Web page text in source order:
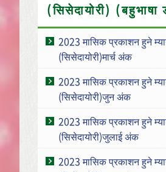
(सिसेदायोरी)
2023 मासिक प्रकाशन हुने
(सिसेदायोरी)मार्च अंक
2023 मासिक प्रकाशन हुने
(सिसेदायोरी)जुन अंक
2023 मासिक प्रकाशन हुने
(सिसेदायोरी)जुलाई अंक
2023 मासिक प्रकाशन हुने